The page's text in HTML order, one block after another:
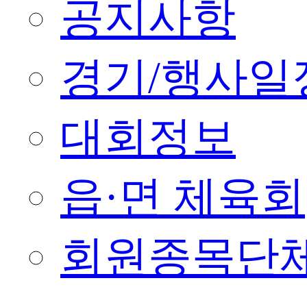
공지사항
경기/행사일
대회정보
읍·면 체육회
회원종목단